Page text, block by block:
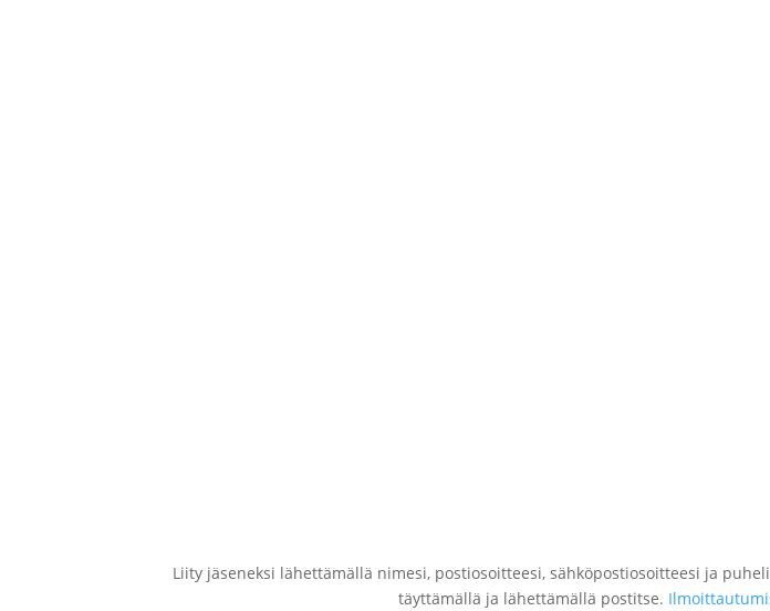
Liity jäseneksi lähettämällä nimesi, postiosoitteesi, sähköpostiosoitteesi ja
täyttämällä ja lähettämällä postitse.